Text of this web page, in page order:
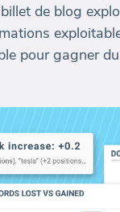
de blog
pour gagner